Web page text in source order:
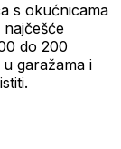
s okućnicama
do 200
garažama i